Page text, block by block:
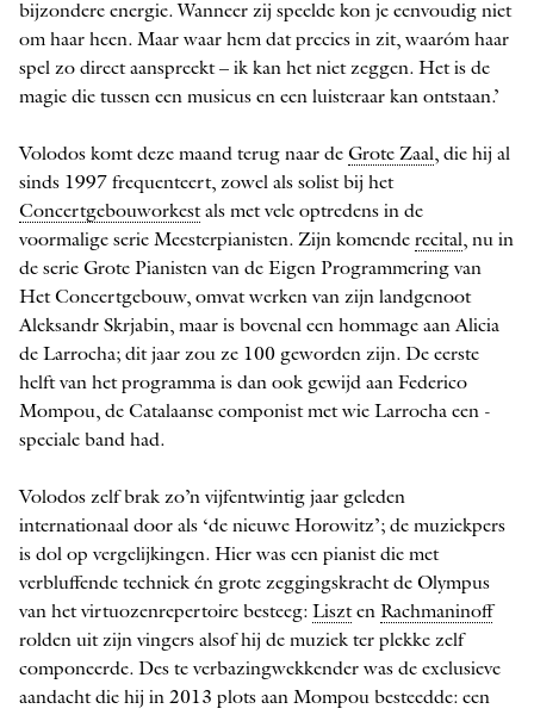
bijzondere energie. Wanneer zij speelde kon je eenvoudig niet
om haar heen. Maar waar hem dat precies in zit, waaróm haar
spel zo direct aanspreekt – ik kan het niet zeggen. Het is de
magie die tussen een musicus en een luisteraar kan ontstaan.’
Volodos komt deze maand terug naar de Grote Zaal, die hij al
sinds 1997 frequenteert, zowel als solist bij het
Concertgebouworkestals met vele optredens in de
voormalige serie Meesterpianisten. Zijn komende recital, nu in
de serie Grote Pianisten van de Eigen Programmering van
Het Concertgebouw, omvat werken van zijn landgenoot
Aleksandr Skrjabin, maar is bovenal een hommage aan Alicia
de Larrocha; dit jaar zou ze 100 geworden zijn. De eerste
helft van het programma is dan ook gewijd aan Federico
Mompou, de Catalaanse componist met wie Larrocha een ­
speciale band had.
Volodos zelf brak zo’n vijfentwintig jaar geleden
internationaal door als ‘de nieuwe Horowitz’; de muziekpers
is dol op vergelijkingen. Hier was een pianist die met
verbluffende techniek én grote zeggingskracht de Olympus
van het virtuozenrepertoire besteeg: Liszten Rachmaninoff
rolden uit zijn vingers alsof hij de muziek ter plekke zelf
componeerde. Des te verbazingwekkender was de exclusieve
aandacht die hij in 2013 plots aan Mompou besteedde: een